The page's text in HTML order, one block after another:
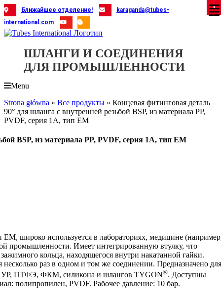
Skip
to
content
Ближайшее отделение!
karaganda@tubes-
international.com
ШЛАНГИ И СОЕДИНЕНИЯ
ДЛЯ ПРОМЫШЛЕННОСТИ
Menu
Strona główna » Все продукты » Концевая фитинговая деталь
90° для шланга с внутренней резьбой BSP, из материала PP,
PVDF, серия 1A, тип EM
BSP, из материала PP, PVDF, серия 1A, тип EM
широко используется в лабораториях, медицине
промышленности. Имеет интегрированную втулку, что
кольца, находящегося внутри накатанной гайки.
раз в одном и том же соединении. Предназначено
ПТФЭ, ФКМ, силикона и шлангов TYGON®. Доступны
полипропилен, PVDF. Рабочее давление: 10 бар.
X
X
X
X
X
X
X
X
X
X
X
X
X
X
X
X
X
X
X